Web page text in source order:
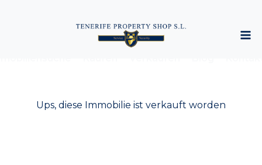
Ups, diese Immobilie ist verkauft worden